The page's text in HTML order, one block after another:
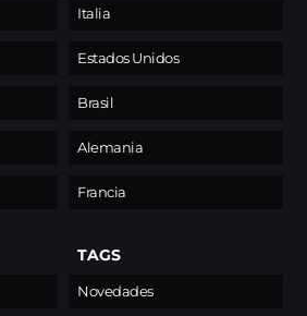
Italia
Estados Unidos
Brasil
Alemania
Francia
TAGS
Novedades